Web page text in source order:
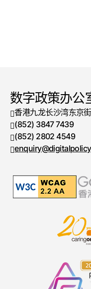
数字政策办公
香港九龙长沙湾东京
电话号码
(852) 3847 7439
传真号码
(852) 2802 4549